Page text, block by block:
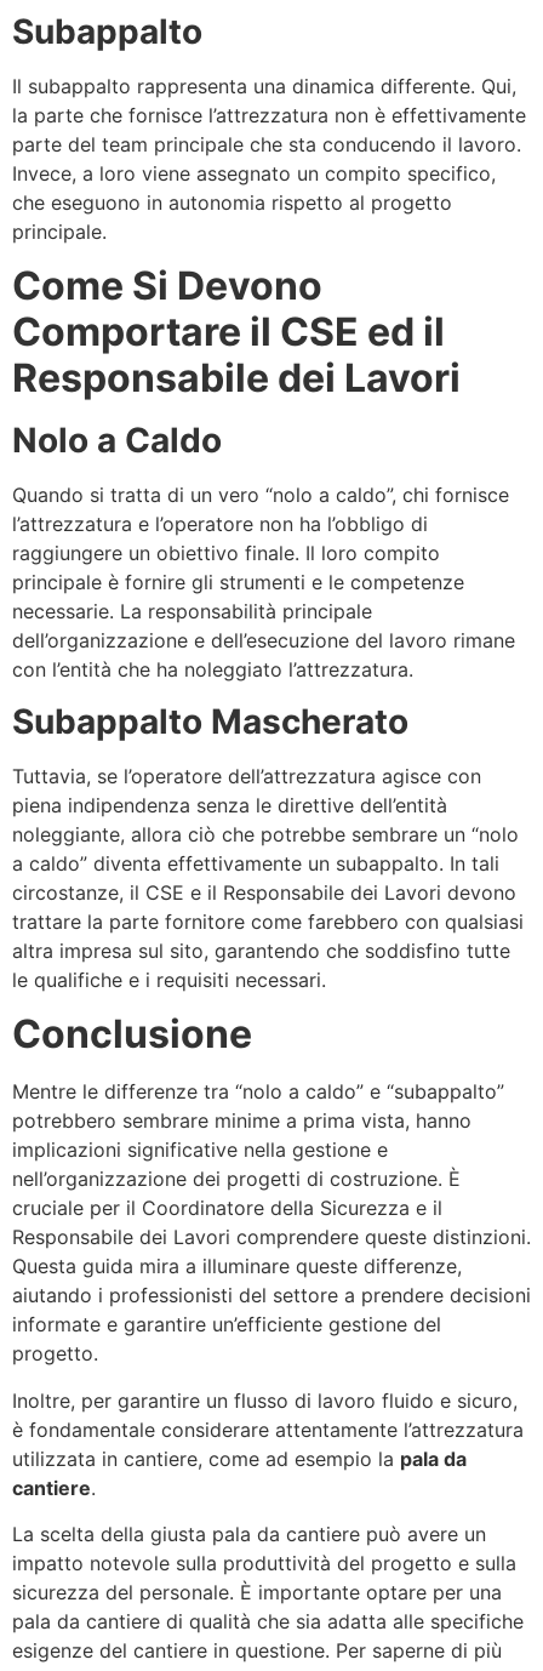
Subappalto
Il subappalto rappresenta una dinamica differente. Qui,
la parte che fornisce l’attrezzatura non è effettivamente
parte del team principale che sta conducendo il lavoro.
Invece, a loro viene assegnato un compito specifico,
che eseguono in autonomia rispetto al progetto
principale.
Come Si Devono
Comportare il CSE ed il
Responsabile dei Lavori
Nolo a Caldo
Quando si tratta di un vero “nolo a caldo”, chi fornisce
l’attrezzatura e l’operatore non ha l’obbligo di
raggiungere un obiettivo finale. Il loro compito
principale è fornire gli strumenti e le competenze
necessarie. La responsabilità principale
dell’organizzazione e dell’esecuzione del lavoro rimane
con l’entità che ha noleggiato l’attrezzatura.
Subappalto Mascherato
Tuttavia, se l’operatore dell’attrezzatura agisce con
piena indipendenza senza le direttive dell’entità
noleggiante, allora ciò che potrebbe sembrare un “nolo
a caldo” diventa effettivamente un subappalto. In tali
circostanze, il CSE e il Responsabile dei Lavori devono
trattare la parte fornitore come farebbero con qualsiasi
altra impresa sul sito, garantendo che soddisfino tutte
le qualifiche e i requisiti necessari.
Conclusione
Mentre le differenze tra “nolo a caldo” e “subappalto”
potrebbero sembrare minime a prima vista, hanno
implicazioni significative nella gestione e
nell’organizzazione dei progetti di costruzione. È
cruciale per il Coordinatore della Sicurezza e il
Responsabile dei Lavori comprendere queste distinzioni.
Questa guida mira a illuminare queste differenze,
aiutando i professionisti del settore a prendere decisioni
informate e garantire un’efficiente gestione del
progetto.
Inoltre, per garantire un flusso di lavoro fluido e sicuro,
è fondamentale considerare attentamente l’attrezzatura
utilizzata in cantiere, come ad esempio la pala da
cantiere.
La scelta della giusta pala da cantiere può avere un
impatto notevole sulla produttività del progetto e sulla
sicurezza del personale. È importante optare per una
pala da cantiere di qualità che sia adatta alle specifiche
esigenze del cantiere in questione. Per saperne di più